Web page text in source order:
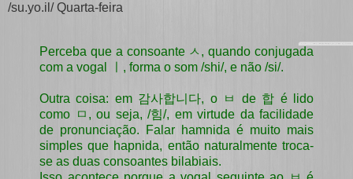
/su.yo.il/ Quarta-feira
Perceba que a consoante ㅅ, quando conjugada
com a vogal ㅣ, forma o som /shi/, e não /si/.
Outra coisa: em 감사합니다, o ㅂ de 합 é lido
como ㅁ, ou seja, /힘/, em virtude da facilidade
de pronunciação. Falar hamnida é muito mais
simples que hapnida, então naturalmente troca-
se as duas consoantes bilabiais.